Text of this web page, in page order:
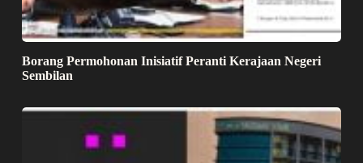
Borang Permohonan Inisiatif Peranti Kerajaan Negeri
Sembilan